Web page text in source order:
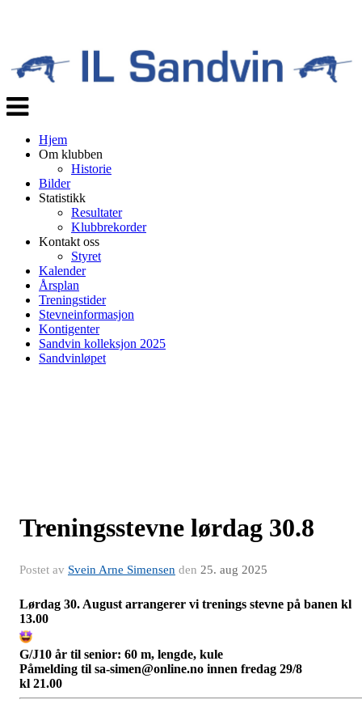
Veksle
navigasjon
Hjem
Om klubben
Historie
Bilder
Statistikk
Resultater
Klubbrekorder
Kontakt oss
Styret
Kalender
Årsplan
Treningstider
Stevneinformasjon
Kontigenter
Sandvin kolleksjon 2025
Sandvinløpet
Treningsstevne lørdag 30.8
Postet av Svein Arne Simensen den 25. aug 2025
Lørdag 30. August arrangerer vi trenings stevne på banen kl
13.00
G/J10 år til senior: 60 m, lengde, kule
Påmelding til sa-simen@online.no innen fredag 29/8
kl 21.00